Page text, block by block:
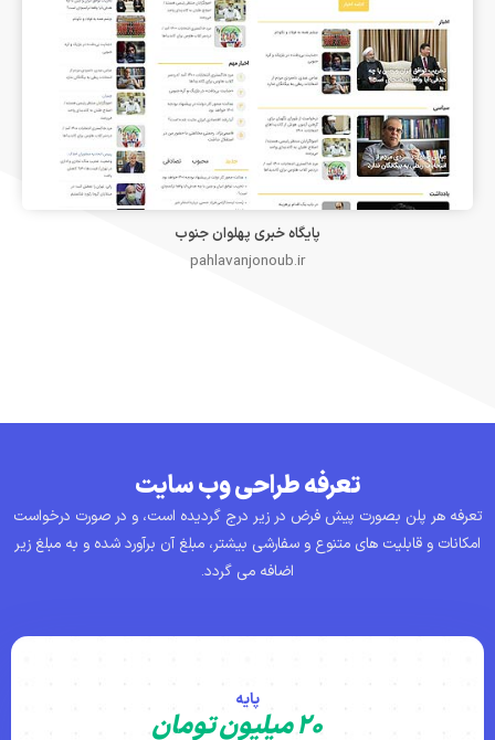
پایگاه خبری پهلوان جنوب
pahlavanjonoub.ir
تعرفه طراحی وب سایت
تعرفه هر پلن بصورت پیش فرض در زیر درج گردیده است، و در صورت درخواست
امکانات و قابلیت های متنوع و سفارشی بیشتر، مبلغ آن برآورد شده و به مبلغ زیر
اضافه می گردد.
پایه
۲۰ میلیون تومان